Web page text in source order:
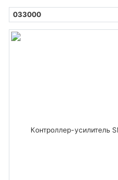
033000